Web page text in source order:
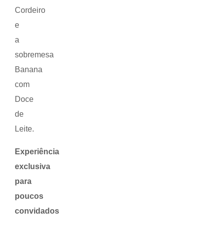
Cordeiro
e
a
sobremesa
Banana
com
Doce
de
Leite.
Experiência
exclusiva
para
poucos
convidados